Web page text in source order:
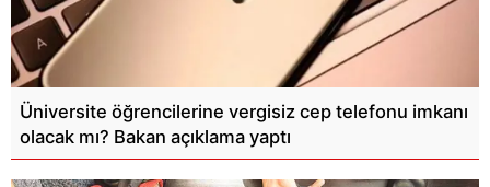
Üniversite öğrencilerine vergisiz cep telefonu imkanı
olacak mı? Bakan açıklama yaptı